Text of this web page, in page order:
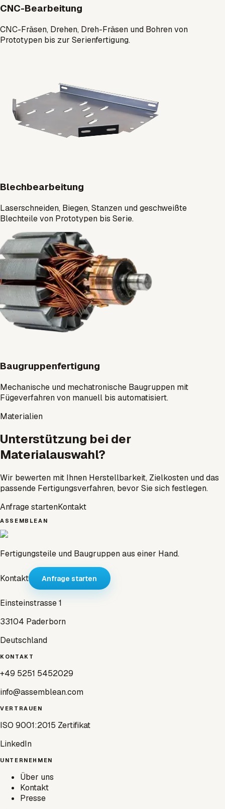
CNC-Bearbeitung
CNC-Fräsen, Drehen, Dreh-Fräsen und Bohren von
Prototypen bis zur Serienfertigung.
Blechbearbeitung
Laserschneiden, Biegen, Stanzen und geschweißte
Blechteile von Prototypen bis Serie.
Baugruppenfertigung
Mechanische und mechatronische Baugruppen mit
Fügeverfahren von manuell bis automatisiert.
Materialien
Unterstützung bei der
Materialauswahl?
Wir bewerten mit Ihnen Herstellbarkeit, Zielkosten und das
passende Fertigungsverfahren, bevor Sie sich festlegen.
Anfrage startenKontakt
ASSEMBLEAN
Fertigungsteile und Baugruppen aus einer Hand.
Kontakt Anfrage starten
Einsteinstrasse 1
33104 Paderborn
Deutschland
KONTAKT
+49 5251 5452029
info@assemblean.com
VERTRAUEN
ISO 9001:2015 Zertifikat
LinkedIn
UNTERNEHMEN
Über uns
Kontakt
Presse